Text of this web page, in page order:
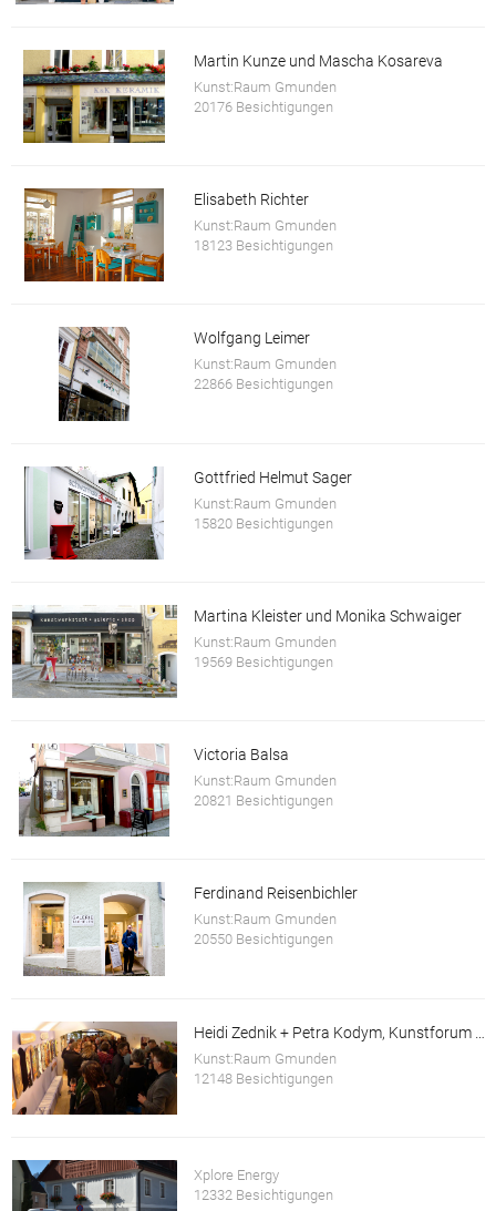
Martin Kunze und Mascha Kosareva
Kunst:Raum Gmunden
20176 Besichtigungen
Elisabeth Richter
Kunst:Raum Gmunden
18123 Besichtigungen
Wolfgang Leimer
Kunst:Raum Gmunden
22866 Besichtigungen
Gottfried Helmut Sager
Kunst:Raum Gmunden
15820 Besichtigungen
Martina Kleister und Monika Schwaiger
Kunst:Raum Gmunden
19569 Besichtigungen
Victoria Balsa
Kunst:Raum Gmunden
20821 Besichtigungen
Ferdinand Reisenbichler
Kunst:Raum Gmunden
20550 Besichtigungen
Kunst:Raum Gmunden
12148 Besichtigungen
Xplore Energy
12332 Besichtigungen